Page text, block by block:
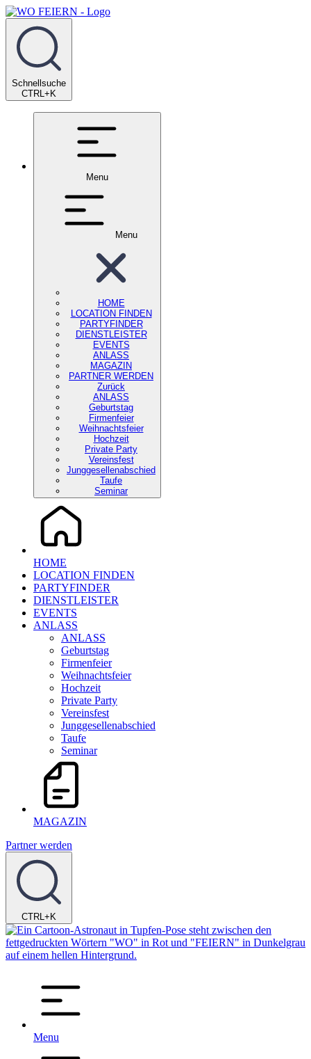
Schnellsuche
CTRL+K
Menu
Menu
HOME
LOCATION FINDEN
PARTYFINDER
DIENSTLEISTER
EVENTS
ANLASS
MAGAZIN
PARTNER WERDEN
Zurück
ANLASS
Geburtstag
Firmenfeier
Weihnachtsfeier
Hochzeit
Private Party
Vereinsfest
Junggesellenabschied
Taufe
Seminar
HOME
LOCATION FINDEN
PARTYFINDER
DIENSTLEISTER
EVENTS
ANLASS
ANLASS
Geburtstag
Firmenfeier
Weihnachtsfeier
Hochzeit
Private Party
Vereinsfest
Junggesellenabschied
Taufe
Seminar
MAGAZIN
Partner werden
CTRL+K
Menu